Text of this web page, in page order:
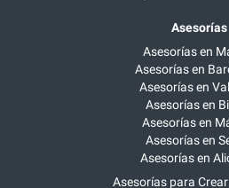
Asesorías
Asesorías en
Asesorías en
Asesorías en
Asesorías en
Asesorías en
Asesorías en
Asesorías en
Asesorías para